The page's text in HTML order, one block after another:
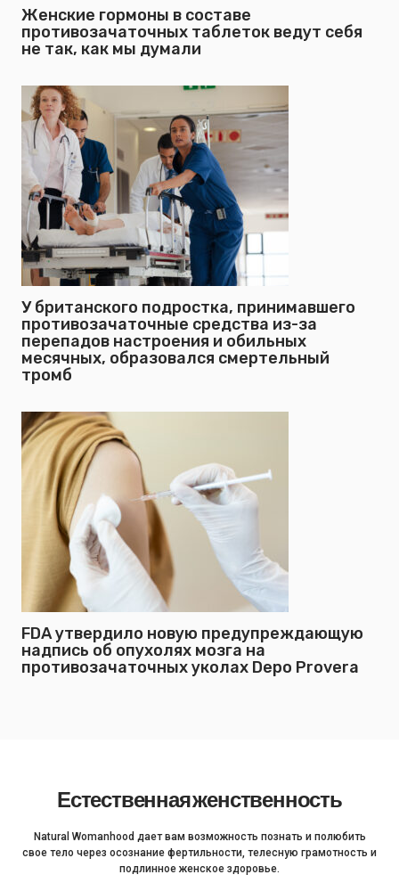
Женские гормоны в составе
противозачаточных таблеток ведут себя
не так, как мы думали
У британского подростка, принимавшего
противозачаточные средства из-за
перепадов настроения и обильных
месячных, образовался смертельный
тромб
FDA утвердило новую предупреждающую
надпись об опухолях мозга на
противозачаточных уколах Depo Provera
Естественная женственность
Natural Womanhood дает вам возможность познать и полюбить
свое тело через осознание фертильности, телесную грамотность и
подлинное женское здоровье.